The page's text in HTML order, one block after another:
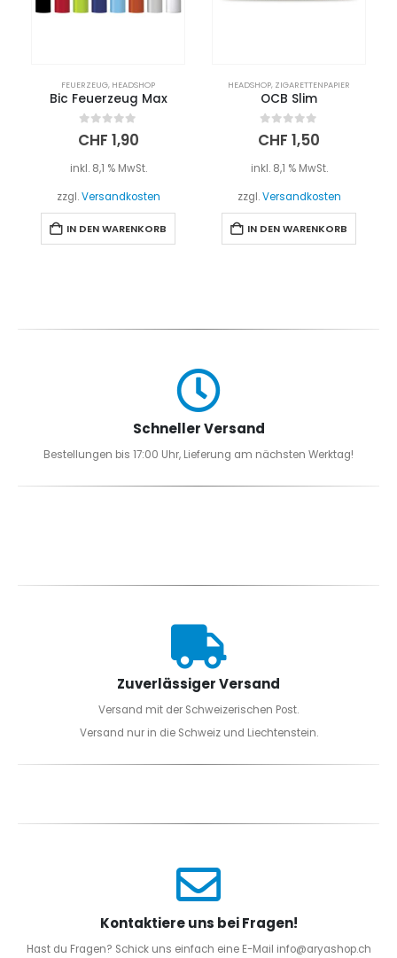
FEUERZEUG, HEADSHOP
Bic Feuerzeug Max
0out of 5
CHF 1,90
inkl. 8,1 % MwSt.
zzgl.Versandkosten
IN DEN WARENKORB
HEADSHOP, ZIGARETTENPAPIER
OCB Slim
0out of 5
CHF 1,50
inkl. 8,1 % MwSt.
zzgl.Versandkosten
IN DEN WARENKORB
Schneller Versand
Bestellungen bis 17:00 Uhr, Lieferung am nächsten Werktag!
Zuverlässiger Versand
Versand mit der Schweizerischen Post.
Versand nur in die Schweiz und Liechtenstein.
Kontaktiere uns bei Fragen!
Hast du Fragen? Schick uns einfach eine E-Mail info@aryashop.ch